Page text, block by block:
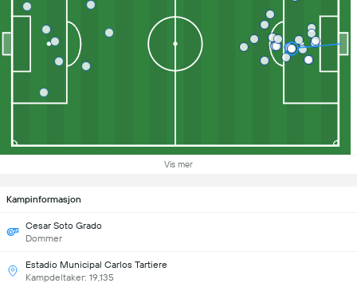
Vis mer
Kampinformasjon
Cesar Soto Grado
Dommer
Estadio Municipal Carlos Tartiere
Kampdeltaker: 19,135